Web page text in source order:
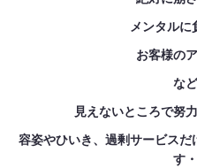
メンタルに
お客様の
な
見えないところで努
容姿やひいき、過剰サービス
す